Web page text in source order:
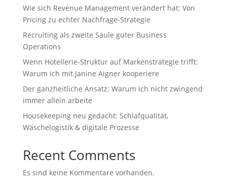
Wie sich Revenue Management verändert hat: Von
Pricing zu echter Nachfrage‑Strategie
Recruiting als zweite Säule guter Business
Operations
Wenn Hotellerie‑Struktur auf Markenstrategie trifft:
Warum ich mit Janine Aigner kooperiere
Der ganzheitliche Ansatz: Warum ich nicht zwingend
immer allein arbeite
Housekeeping neu gedacht: Schlafqualität,
Wäschelogistik & digitale Prozesse
Recent Comments
Es sind keine Kommentare vorhanden.